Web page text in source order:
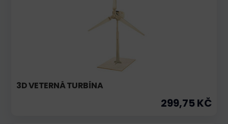
3D VETERNÁ TURBÍNA
299,75 KČ